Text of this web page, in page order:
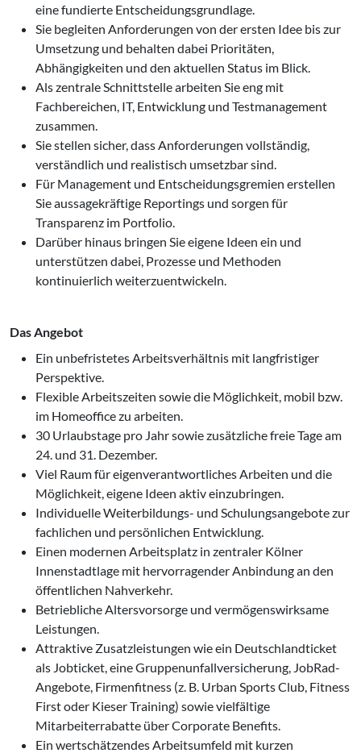
eine fundierte Entscheidungsgrundlage.
Sie begleiten Anforderungen von der ersten Idee bis zur
Umsetzung und behalten dabei Prioritäten,
Abhängigkeiten und den aktuellen Status im Blick.
Als zentrale Schnittstelle arbeiten Sie eng mit
Fachbereichen, IT, Entwicklung und Testmanagement
zusammen.
Sie stellen sicher, dass Anforderungen vollständig,
verständlich und realistisch umsetzbar sind.
Für Management und Entscheidungsgremien erstellen
Sie aussagekräftige Reportings und sorgen für
Transparenz im Portfolio.
Darüber hinaus bringen Sie eigene Ideen ein und
unterstützen dabei, Prozesse und Methoden
kontinuierlich weiterzuentwickeln.
Das Angebot
Ein unbefristetes Arbeitsverhältnis mit langfristiger
Perspektive.
Flexible Arbeitszeiten sowie die Möglichkeit, mobil bzw.
im Homeoffice zu arbeiten.
30 Urlaubstage pro Jahr sowie zusätzliche freie Tage am
24. und 31. Dezember.
Viel Raum für eigenverantwortliches Arbeiten und die
Möglichkeit, eigene Ideen aktiv einzubringen.
Individuelle Weiterbildungs- und Schulungsangebote zur
fachlichen und persönlichen Entwicklung.
Einen modernen Arbeitsplatz in zentraler Kölner
Innenstadtlage mit hervorragender Anbindung an den
öffentlichen Nahverkehr.
Betriebliche Altersvorsorge und vermögenswirksame
Leistungen.
Attraktive Zusatzleistungen wie ein Deutschlandticket
als Jobticket, eine Gruppenunfallversicherung, JobRad-
Angebote, Firmenfitness (z. B. Urban Sports Club, Fitness
First oder Kieser Training) sowie vielfältige
Mitarbeiterrabatte über Corporate Benefits.
Ein wertschätzendes Arbeitsumfeld mit kurzen